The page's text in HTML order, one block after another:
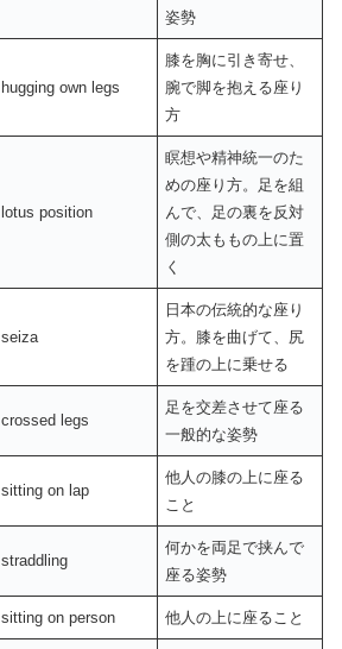
姿勢
hugging own legs
膝を胸に引き寄せ、
腕で脚を抱える座り
方
lotus position
瞑想や精神統一のた
めの座り方。足を組
んで、足の裏を反対
側の太ももの上に置
く
seiza
日本の伝統的な座り
方。膝を曲げて、尻
を踵の上に乗せる
crossed legs
足を交差させて座る
一般的な姿勢
sitting on lap
他人の膝の上に座る
こと
straddling
何かを両足で挟んで
座る姿勢
sitting on person 他人の上に座ること